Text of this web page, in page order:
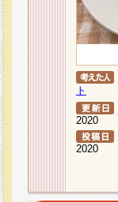
ト
2020
2020